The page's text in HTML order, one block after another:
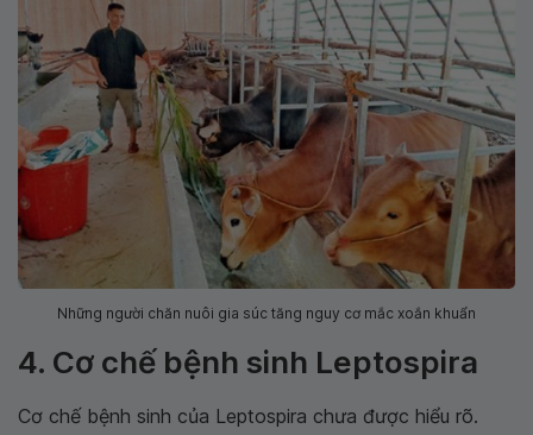
Những người chăn nuôi gia súc tăng nguy cơ mắc xoắn khuẩn
4. Cơ chế bệnh sinh Leptospira
Cơ chế bệnh sinh của Leptospira chưa được hiểu rõ.